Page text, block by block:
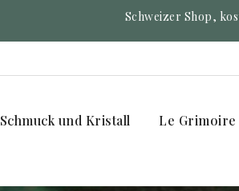
Schweizer Shop,
Schmuck und Kristall Le Grimoire